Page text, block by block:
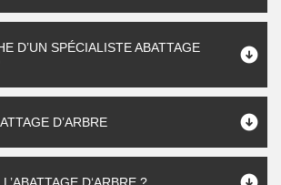
D’UN SPÉCIALISTE ABATTAGE
D’ARBRE